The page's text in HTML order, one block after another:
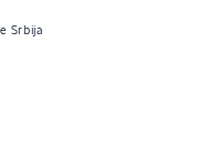
Srbija